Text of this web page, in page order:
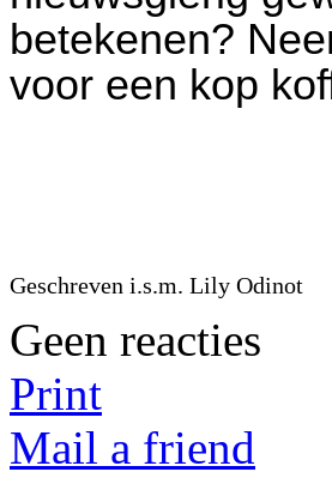
betekenen?
voor een kop
Geschreven i.s.m. Lily Odinot
Geen reacties
Print
Mail a friend